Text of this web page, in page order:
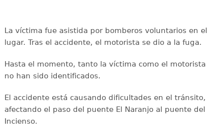
La víctima fue asistida por bomberos voluntarios en el
lugar. Tras el accidente, el motorista se dio a la fuga.
Hasta el momento, tanto la víctima como el motorista
no han sido identificados.
El accidente está causando dificultades en el tránsito,
afectando el paso del puente El Naranjo al puente del
Incienso.